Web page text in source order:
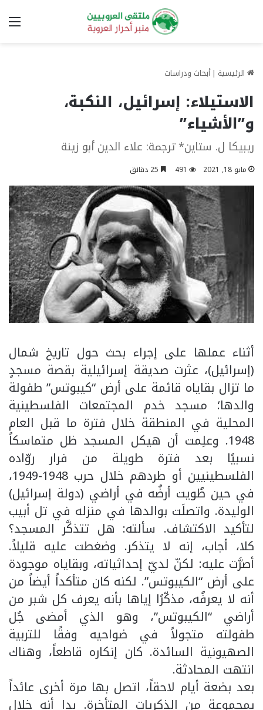
الرئيسية | أبحاث ودراسات
الاستيلاء: إسرائيل، النكبة،
و”الأشياء”
ريبيكا ل. ستاين* ترجمة: علاء الدين أبو زينة
مايو 18, 2021 491
أثناء عملها على إجراء بحث حول تاريخ شمال
(إسرائيل)، عثرت صديقة إسرائيلية بقصة مسجدٍ
ما تزال بقاياه قائمة على أرض “كيبوتس” طفولة
والدها؛ مسجد خدم المجتمعات الفلسطينية
المحلية في المنطقة خلال فترة ما قبل العام
1948. وعلِمت أن هيكل المسجد ظل متماسكاً
نسبيًا بعد فترة طويلة من فرار روّاده
الفلسطينيين أو طردهم خلال حرب 1948-1949،
في حين طُويت أرضُه في أراضي (دولة إسرائيل)
الوليدة. واتصلَت بوالدها في منزله في تل أبيب
لتأكيد الاكتشاف. سألته: هل تتذكَّر المسجد؟
كلا، أجاب، إنه لا يتذكر. وضغطت عليه قليلاً.
أصرَّت عليه: لكنّ لديّ إحداثياته، وبقاياه موجودة
على أرض “الكيبوتس”. لكنه كان متأكداً أيضاً من
أنه لا يعرفُه، مذكّرًا إياها بأنه يعرف كل شبر من
أراضي “الكيبوتس”، وهو الذي أمضى جُل
طفولته متجولاً في ضواحيه وفقًا للتربية
الصهيونية السائدة. كان إنكاره قاطعاً، وهناك
انتهت المحادثة.
بعد بضعة أيام لاحقاً، اتصل بها مرة أخرى عائداً
بمجموعة من الذكريات المتأخرة. بدا أنه خلال